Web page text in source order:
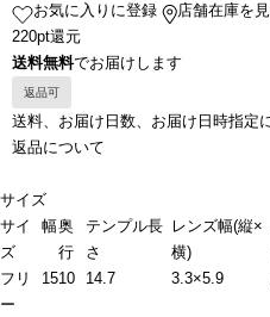
お気に入りに登録
店舗在庫を
220pt還元
送料無料でお届けします
返品可
送料、お届け日数、お届け日時指定
返品について
サイズ
サイ
ズ
幅奥
行
テンプル長
さ
レンズ幅(縦×
横)
フリ
ー
1510 14.7 3.3×5.9